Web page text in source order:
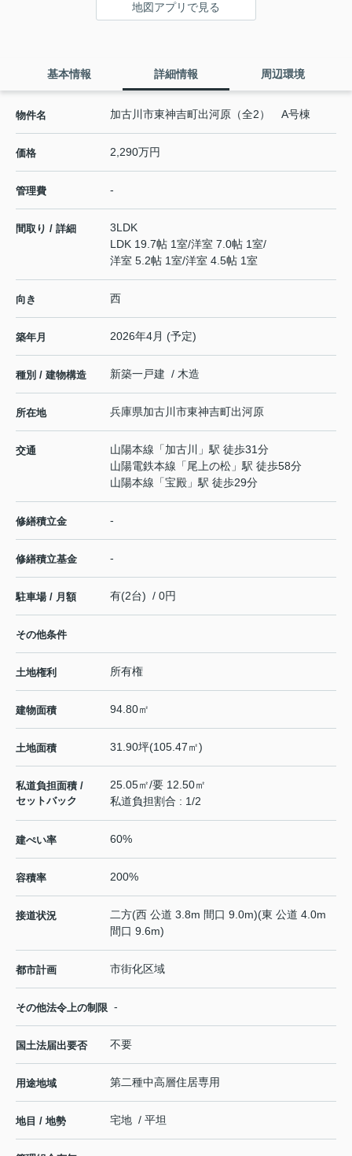
地図アプリで見る
基本情報 詳細情報 周辺環境
物件名 加古川市東神吉町出河原（全2） A号棟
価格 2,290万円
管理費 -
間取り / 詳細
3LDK
LDK 19.7帖 1室/洋室 7.0帖 1室/
洋室 5.2帖 1室/洋室 4.5帖 1室
向き 西
築年月 2026年4月 (予定)
種別 / 建物構造 新築一戸建 / 木造
所在地 兵庫県加古川市東神吉町出河原
交通 山陽本線 「加古川
」駅 徒歩31分
山陽電鉄本線 「尾上の松 」駅 徒歩58分
山陽本線 「宝殿 」駅 徒歩29分
修繕積立金 -
修繕積立基金 -
駐車場 / 月額 有(2台) / 0円
その他条件
土地権利 所有権
建物面積 94.80㎡
土地面積 31.90坪(105.47㎡)
私道負担面積 /
セットバック
25.05㎡/要 12.50㎡
私道負担割合 : 1/2
建ぺい率 60%
容積率 200%
接道状況
二方(西 公道 3.8m 間口 9.0m)(東 公道 4.0m
間口 9.6m)
都市計画 市街化区域
その他法令上の制限 -
国土法届出要否 不要
用途地域 第二種中高層住居専用
地目 / 地勢 宅地 / 平坦